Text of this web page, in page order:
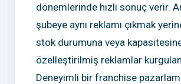
dönemlerinde hızlı sonuç verir.
şubeye aynı reklamı çıkmak
stok durumuna veya
özelleştirilmiş reklamlar
Deneyimli bir franchise